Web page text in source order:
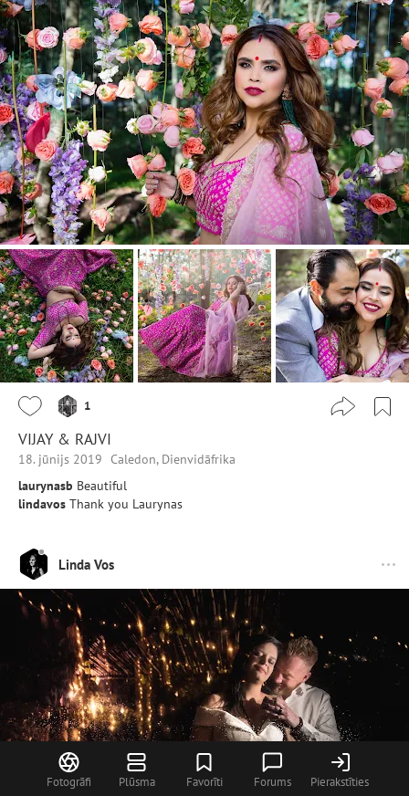
Fotogrāfi Plūsma Favorīti Forums Pierakstīties
1
VIJAY & RAJVI
18. jūnijs 2019 Caledon, Dienvidāfrika
laurynasb Beautiful
lindavos Thank you Laurynas
Linda Vos